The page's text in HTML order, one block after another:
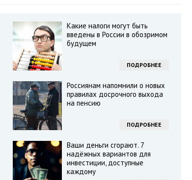
Какие налоги могут быть
введены в России в обозримом
будущем
ПОДРОБНЕЕ
Россиянам напомнили о новых
правилах досрочного выхода
на пенсию
ПОДРОБНЕЕ
Ваши деньги сгорают. 7
надёжных вариантов для
инвестиции, доступные
каждому